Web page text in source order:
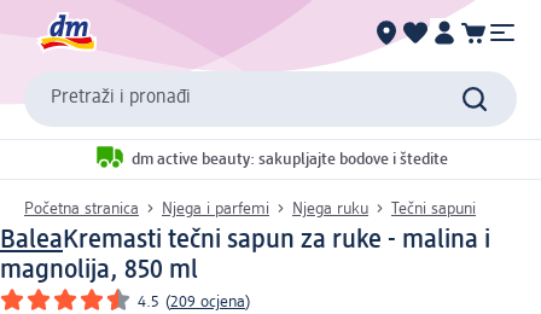
Pretraži i pronađi
dm active beauty: sakupljajte bodove i štedite
Početna stranica Njega i parfemi Njega ruku Tečni sapuni
Balea Kremasti tečni sapun za ruke - malina i
magnolija, 850 ml
4.5 (209 ocjena)